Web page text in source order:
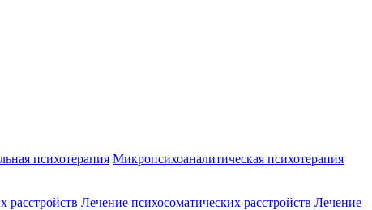
психотерапия Микропсихоаналитическая психотерапия
расстройств Лечение психосоматических расстройств Лечение